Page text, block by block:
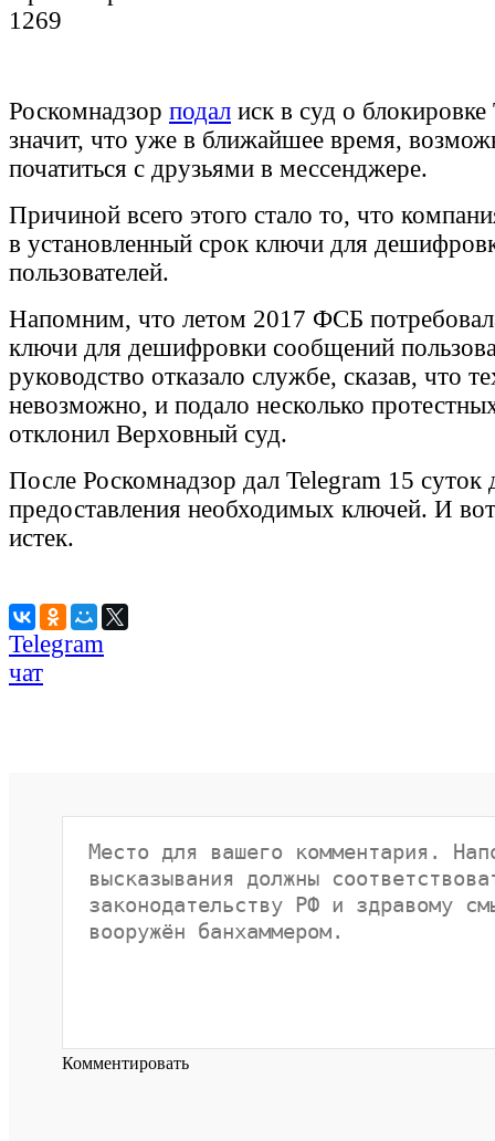
1269
Роскомнадзор подал иск в суд о блокировке
значит, что уже в ближайшее время,
початиться с друзьями в мессенджере.
Причиной всего этого стало то, что
в установленный срок ключи для
пользователей.
Напомним, что летом 2017 ФСБ
ключи для дешифровки сообщений
руководство отказало службе, сказав, что
невозможно, и подало несколько
отклонил Верховный суд.
После Роскомнадзор дал Telegram 15 суток
предоставления необходимых ключей. И
истек.
Telegram
чат
Комментировать